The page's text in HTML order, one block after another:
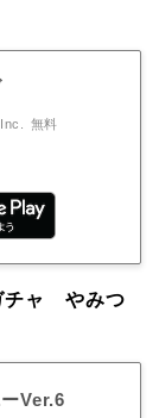
無料
チャ やみつ
Ver.6